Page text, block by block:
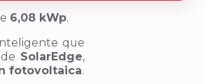
6,08 kWp.
que
SolarEdge,
fotovoltaica.